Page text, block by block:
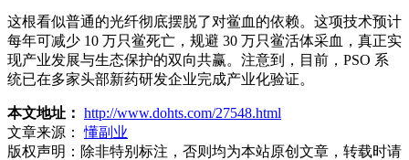
这根看似普通的光纤彻底摆脱了对鲎血的依赖。这项技术预计
每年可减少 10 万只鲎死亡，规避 30 万只鲎活体采血，真正实
现产业发展与生态保护的双向共赢。注意到，目前，PSO 系
统已在多家头部新药研发企业完成产业化验证。
本文地址： http://www.dohts.com/27548.html
文章来源：
懂副业
版权声明： 除非特别标注，否则均为本站原创文章，转载时请